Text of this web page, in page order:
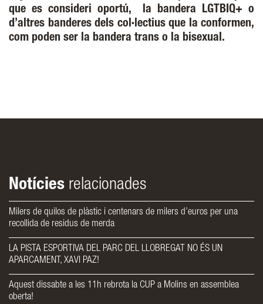
que es consideri oportú, la bandera LGTBIQ+ o
d’altres banderes dels col·lectius que la conformen,
com poden ser la bandera trans o la bisexual.
Notícies relacionades
Milers de quilos de plàstic i centenars de milers d’euros per una
recollida de residus de merda
LA PISTA ESPORTIVA DEL PARC DEL LLOBREGAT NO ÉS UN
APARCAMENT, XAVI PAZ!
Aquest dissabte a les 11h rebrota la CUP a Molins en assemblea
oberta!